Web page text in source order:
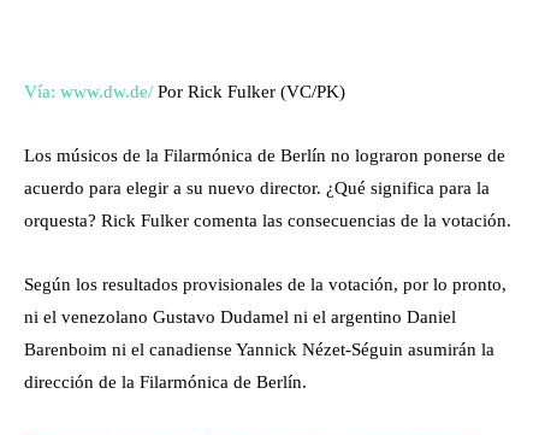
Vía: www.dw.de/ Por Rick Fulker (VC/PK)
Los músicos de la Filarmónica de Berlín no lograron ponerse de
acuerdo para elegir a su nuevo director. ¿Qué significa para la
orquesta? Rick Fulker comenta las consecuencias de la votación.
Según los resultados provisionales de la votación, por lo pronto,
ni el venezolano Gustavo Dudamel ni el argentino Daniel
Barenboim ni el canadiense Yannick Nézet-Séguin asumirán la
dirección de la Filarmónica de Berlín.